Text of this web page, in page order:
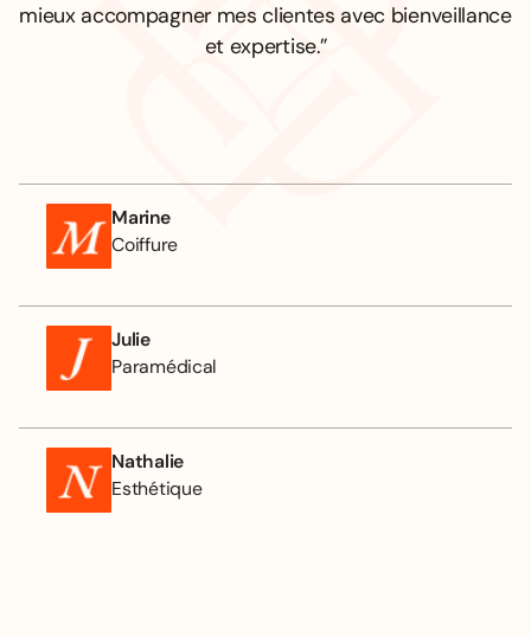
Marine
Coiffure
Julie
Paramédical
Nathalie
Esthétique
mieux accompagner mes clientes avec bienveillance
et expertise.”